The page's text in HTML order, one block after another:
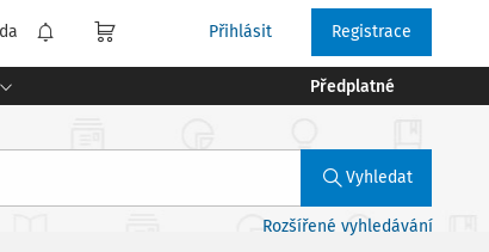
Přihlásit Registrace
Předplatné
Vyhledat
Rozšířené vyhledávání